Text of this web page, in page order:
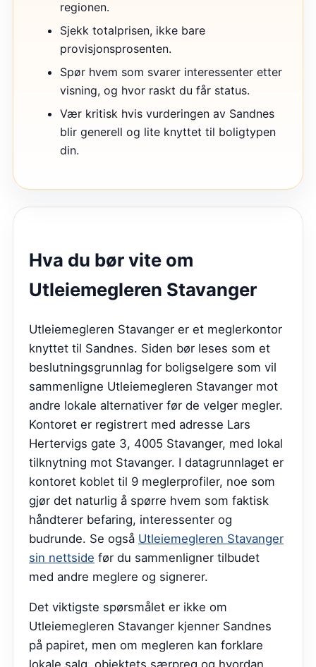
regionen.
Sjekk totalprisen, ikke bare
provisjonsprosenten.
Spør hvem som svarer interessenter etter
visning, og hvor raskt du får status.
Vær kritisk hvis vurderingen av Sandnes
blir generell og lite knyttet til boligtypen
din.
Hva du bør vite om
Utleiemegleren Stavanger
Utleiemegleren Stavanger er et meglerkontor
knyttet til Sandnes. Siden bør leses som et
beslutningsgrunnlag for boligselgere som vil
sammenligne Utleiemegleren Stavanger mot
andre lokale alternativer før de velger megler.
Kontoret er registrert med adresse Lars
Hertervigs gate 3, 4005 Stavanger, med lokal
tilknytning mot Stavanger. I datagrunnlaget er
kontoret koblet til 9 meglerprofiler, noe som
gjør det naturlig å spørre hvem som faktisk
håndterer befaring, interessenter og
budrunde. Se også Utleiemegleren Stavanger
sin nettside før du sammenligner tilbudet
med andre meglere og signerer.
Det viktigste spørsmålet er ikke om
Utleiemegleren Stavanger kjenner Sandnes
på papiret, men om megleren kan forklare